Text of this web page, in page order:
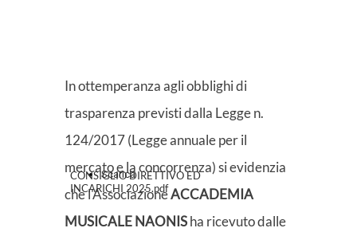
In ottemperanza agli obblighi di
trasparenza previsti dalla Legge n.
124/2017 (Legge annuale per il
mercato e la concorrenza) si evidenzia
che l'AssociazioneACCADEMIA
MUSICALE NAONISha ricevuto dalle
Scarica
CONSIGLIO DIRETTIVO ED
INCARICHI 2025.pdf